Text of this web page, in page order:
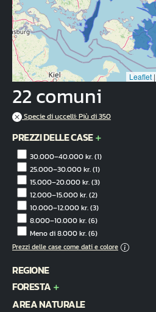
PREZZI DELLE CASE
30.000–40.000 kr.(1)
25.000–30.000 kr.(1)
15.000–20.000 kr.(3)
12.000–15.000 kr.(2)
10.000–12.000 kr.(3)
8.000–10.000 kr.(6)
Meno di 8.000 kr.(6)
Prezzi delle case come dati e colore
REGIONE
FORESTA
AREA NATURALE
Leaflet |
22 comuni
Specie di uccelli: Più di 350